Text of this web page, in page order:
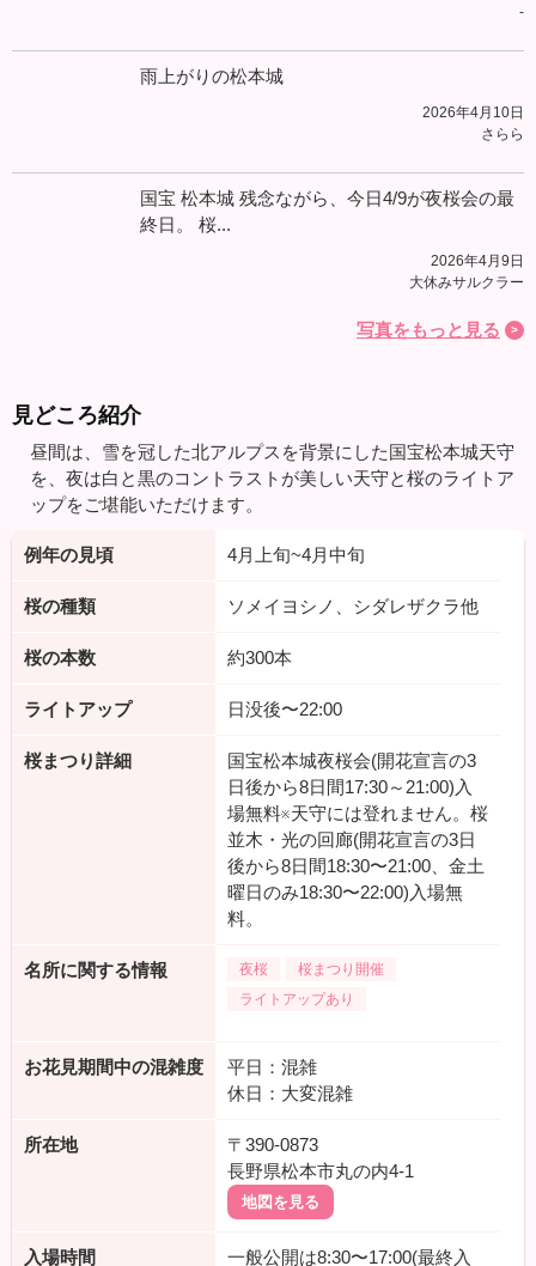
-
雨上がりの松本城
2026年4月10日
さらら
国宝 松本城 残念ながら、今日4/9が夜桜会の最
終日。 桜...
2026年4月9日
大休みサルクラー
写真をもっと見る
見どころ紹介
昼間は、雪を冠した北アルプスを背景にした国宝松本城天守
を、夜は白と黒のコントラストが美しい天守と桜のライトア
ップをご堪能いただけます。
例年の見頃 4月上旬~4月中旬
桜の種類 ソメイヨシノ、シダレザクラ他
桜の本数 約300本
ライトアップ 日没後〜22:00
桜まつり詳細
国宝松本城夜桜会(開花宣言の3
日後から8日間17:30～21:00)入
場無料※天守には登れません。桜
並木・光の回廊(開花宣言の3日
後から8日間18:30〜21:00、金土
曜日のみ18:30〜22:00)入場無
料。
名所に関する情報 夜桜
桜まつり開催
ライトアップあり
お花見期間中の混雑度
平日：混雑
休日：大変混雑
所在地
〒390-0873
長野県松本市丸の内4-1
地図を見る
入場時間 一般公開は8:30〜17:00(最終入